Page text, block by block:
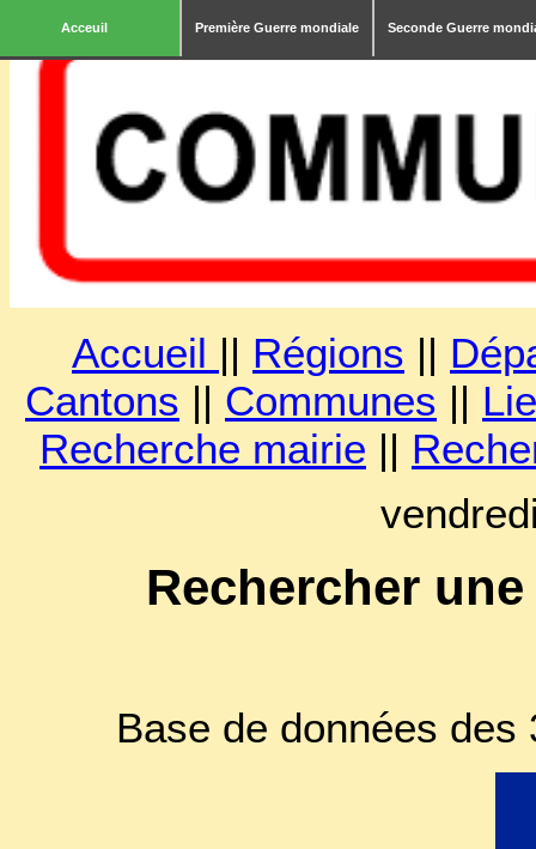
Acceuil Première Guerre mondiale Seconde Guerre
Accueil || Régions ||
Cantons || Communes ||
Recherche mairie ||
Rechercher
Base de données